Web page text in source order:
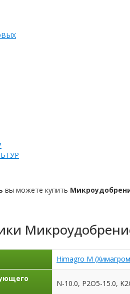
вы можете купить
Himagro M
N-10.0, P2O5-15.0,